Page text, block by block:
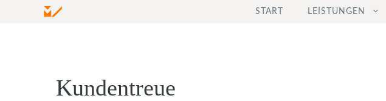
START LEISTUNGEN
Kundentreue